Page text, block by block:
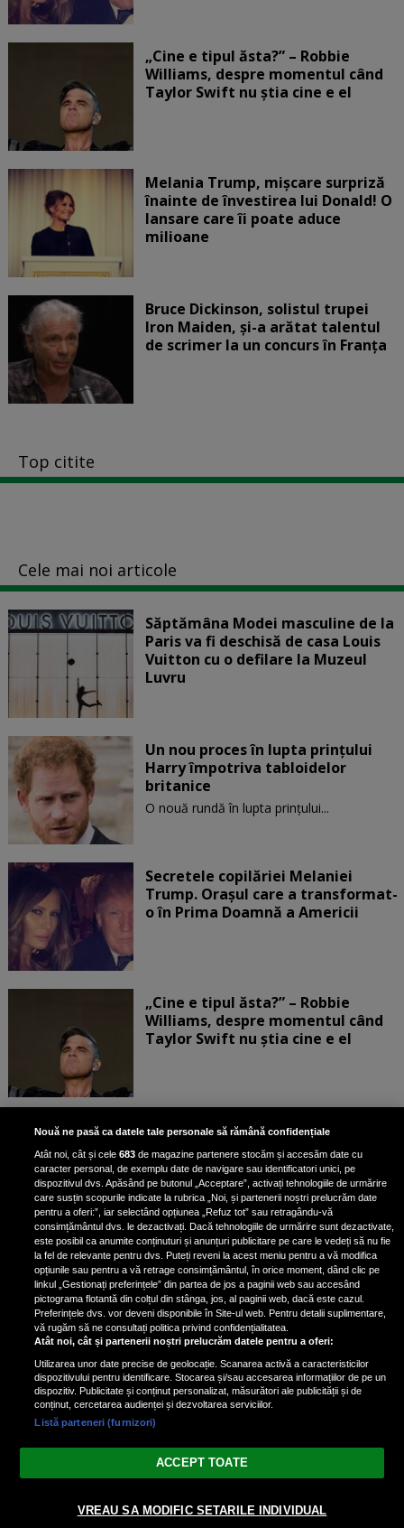
„Cine e tipul ăsta?” – Robbie
Williams, despre momentul când
Taylor Swift nu știa cine e el
Melania Trump, mișcare surpriză
înainte de învestirea lui Donald! O
lansare care îi poate aduce
milioane
Bruce Dickinson, solistul trupei
Iron Maiden, şi-a arătat talentul
de scrimer la un concurs în Franţa
Top citite
Cele mai noi articole
Săptămâna Modei masculine de la
Paris va fi deschisă de casa Louis
Vuitton cu o defilare la Muzeul
Luvru
Un nou proces în lupta prinţului
Harry împotriva tabloidelor
britanice
O nouă rundă în lupta prinţului...
Secretele copilăriei Melaniei
Trump. Orașul care a transformat-
o în Prima Doamnă a Americii
„Cine e tipul ăsta?” – Robbie
Williams, despre momentul când
Taylor Swift nu știa cine e el
Bruce Dickinson, solistul trupei
Iron Maiden, şi-a arătat talentul
de scrimer la un concurs în Franţa
Nicki Minaj, acuzată de agresiune
de fostul manager: Detalii șocante
din proces
Nicki Minaj le-a lăudat pe...
Vezi varianta Desktop
© 2026 radiodcnews.ro | Toate drepturile rezervate.
Nouă ne pasă ca datele tale personale să rămână confidențiale
Atât noi, cât și cele683 de magazine partenere stocăm și accesăm date cu
caracter personal, de exemplu date de navigare sau identificatori unici, pe
dispozitivul dvs. Apăsând pe butonul „Acceptare”, activați tehnologiile de urmărire
care susțin scopurile indicate la rubrica „Noi, și partenerii noștri prelucrăm date
pentru a oferi:”, iar selectând opțiunea „Refuz tot” sau retragându-vă
consimțământul dvs. le dezactivați. Dacă tehnologiile de urmărire sunt dezactivate,
este posibil ca anumite conținuturi și anunțuri publicitare pe care le vedeți să nu fie
la fel de relevante pentru dvs. Puteți reveni la acest meniu pentru a vă modifica
opțiunile sau pentru a vă retrage consimțământul, în orice moment, dând clic pe
linkul „Gestionați preferințele” din partea de jos a paginii web sau accesând
pictograma flotantă din colțul din stânga, jos, al paginii web, dacă este cazul.
Preferințele dvs. vor deveni disponibile în Site-ul web. Pentru detalii suplimentare,
vă rugăm să ne consultați politica privind confidențialitatea.
Atât noi, cât și partenerii noștri prelucrăm datele pentru a oferi:
Utilizarea unor date precise de geolocație. Scanarea activă a caracteristicilor
dispozitivului pentru identificare. Stocarea și/sau accesarea informațiilor de pe un
dispozitiv. Publicitate și conținut personalizat, măsurători ale publicității și de
conținut, cercetarea audienței și dezvoltarea serviciilor.
Listă parteneri (furnizori)
ACCEPT TOATE
VREAU SA MODIFIC SETARILE INDIVIDUAL